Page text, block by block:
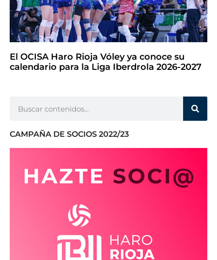
El OCISA Haro Rioja Vóley ya conoce su
calendario para la Liga Iberdrola 2026-2027
CAMPAÑA DE SOCIOS 2022/23